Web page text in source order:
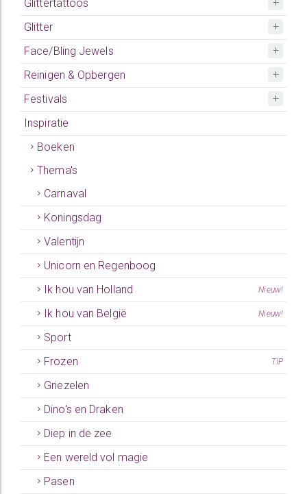
Glittertattoos
Glitter
Face/Bling Jewels
Reinigen & Opbergen
Festivals
Inspiratie
Boeken
Thema's
Carnaval
Koningsdag
Valentijn
Unicorn en Regenboog
Ik hou van Holland
Nieuw!
Ik hou van België Nieuw!
Sport
Frozen
TIP
Griezelen
Dino's en Draken
Diep in de zee
Een wereld vol magie
Pasen